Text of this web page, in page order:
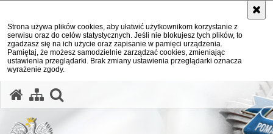
Strona używa plików cookies, aby ułatwić użytkownikom korzystanie z
serwisu oraz do celów statystycznych. Jeśli nie blokujesz tych plików, to
zgadzasz się na ich użycie oraz zapisanie w pamięci urządzenia.
Pamiętaj, że możesz samodzielnie zarządzać cookies, zmieniając
ustawienia przeglądarki. Brak zmiany ustawienia przeglądarki oznacza
wyrażenie zgody.